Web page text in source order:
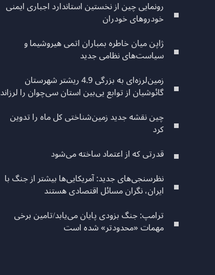
رونمایی چین از نخستین استاندارد اجباری ایمنی
خودروهای خودران
ژاپن میان خاطره بمباران اتمی هیروشیما و
سیاست‌های نظامی جدید
زمین‌لرزه‌ای به بزرگی 4.9 ریشتر شهرستان
گائوشیان از توابع یی‌بین استان سی‌چوان را لرزاند
چین نقشه جدید زمین‌شناختی کل ماه را تدوین
کرد
قدرتی که از اعتماد ساخته می‌شود
نظرسنجی‌‌های جدید: آمریکایی‌ها بیشتر از جنگ با
ایران، نگران مسائل اقتصادی هستند
ترامپ: جنگ بزودی پایان می‌یابد/تامین برخی
مهمات «محدودتر» شده است